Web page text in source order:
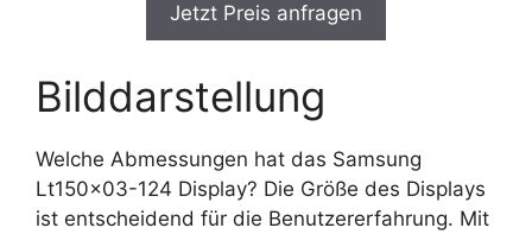
Jetzt Preis anfragen
Bilddarstellung
Welche Abmessungen hat das Samsung
Lt150x03-124 Display? Die Größe des Displays
ist entscheidend für die Benutzererfahrung. Mit